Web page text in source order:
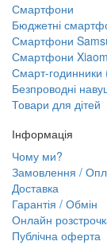
Смартфони
Бюджетні
Смартфони
Смартфони
Смарт-годинники
Безпроводні
Товари для дітей
Інформація
Чому ми?
Замовлення /
Доставка
Гарантія / Обмін
Онлайн
Публічна оферта